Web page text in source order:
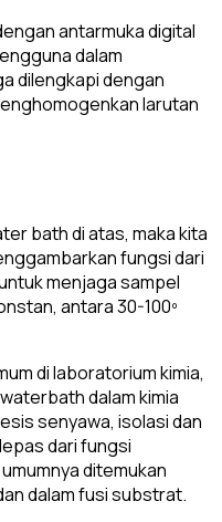
antarmuka digital
dalam
dilengkapi dengan
larutan
bath di atas, maka kita
fungsi dari
menjaga sampel
antara 30-100º
di laboratorium kimia,
dalam kimia
senyawa, isolasi dan
dari fungsi
ditemukan
dalam fusi substrat.